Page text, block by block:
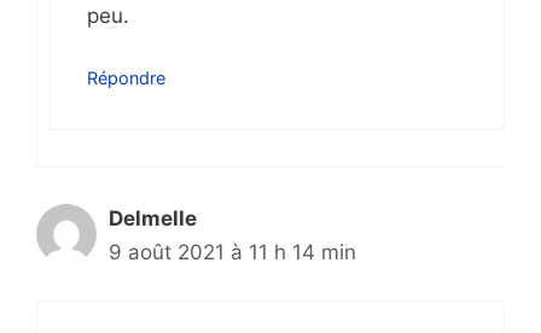
peu.
Répondre
Delmelle
9 août 2021 à 11 h 14 min